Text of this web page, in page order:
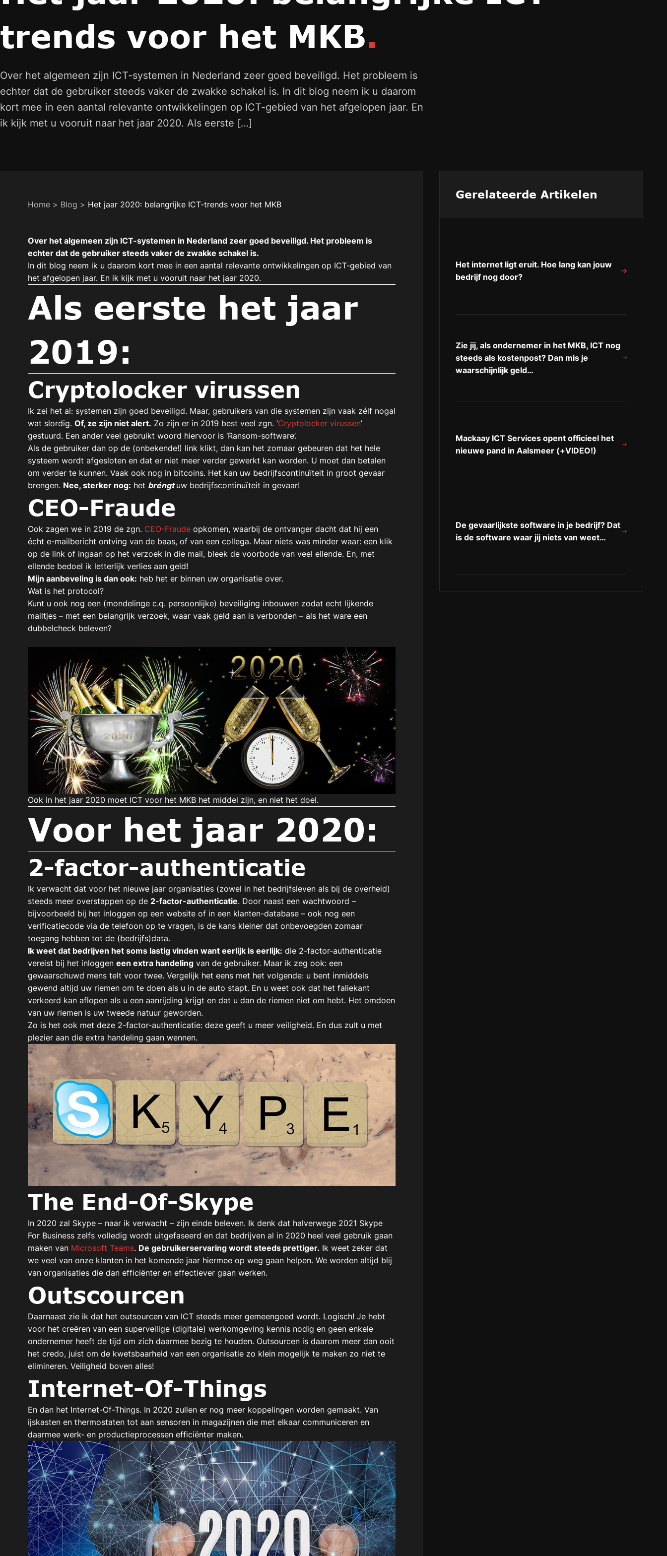
trends voor het MKB.
Over het algemeen zijn ICT-systemen in Nederland zeer goed beveiligd. Het probleem is
echter dat de gebruiker steeds vaker de zwakke schakel is. In dit blog neem ik u daarom
kort mee in een aantal relevante ontwikkelingen op ICT-gebied van het afgelopen jaar. En
ik kijk met u vooruit naar het jaar 2020. Als eerste […]
Home > Blog > Het jaar 2020: belangrijke ICT-trends voor het MKB
Over het algemeen zijn ICT-systemen in Nederland zeer goed beveiligd. Het probleem is
echter dat de gebruiker steeds vaker de zwakke schakel is.
In dit blog neem ik u daarom kort mee in een aantal relevante ontwikkelingen op ICT-gebied van
het afgelopen jaar. En ik kijk met u vooruit naar het jaar 2020.
Als eerste het jaar
2019:
Cryptolocker virussen
Ik zei het al: systemen zijn goed beveiligd. Maar, gebruikers van die systemen zijn vaak zélf nogal
wat slordig. Of, ze zijn niet alert. Zo zijn er in 2019 best veel zgn. ‘Cryptolocker virussen’
gestuurd. Een ander veel gebruikt woord hiervoor is ‘Ransom-software’.
Als de gebruiker dan op de (onbekende!) link klikt, dan kan het zomaar gebeuren dat het hele
systeem wordt afgesloten en dat er niet meer verder gewerkt kan worden. U moet dan betalen
om verder te kunnen. Vaak ook nog in bitcoins. Het kan uw bedrijfscontinuïteit in groot gevaar
brengen. Nee, sterker nog: het bréngt uw bedrijfscontinuïteit in gevaar!
CEO-Fraude
Ook zagen we in 2019 de zgn. CEO-Fraude opkomen, waarbij de ontvanger dacht dat hij een
écht e-mailbericht ontving van de baas, of van een collega. Maar niets was minder waar: een klik
op de link of ingaan op het verzoek in die mail, bleek de voorbode van veel ellende. En, met
ellende bedoel ik letterlijk verlies aan geld!
Mijn aanbeveling is dan ook: heb het er binnen uw organisatie over.
Wat is het protocol?
Kunt u ook nog een (mondelinge c.q. persoonlijke) beveiliging inbouwen zodat echt lijkende
mailtjes – met een belangrijk verzoek, waar vaak geld aan is verbonden – als het ware een
dubbelcheck beleven?
Ook in het jaar 2020 moet ICT voor het MKB het middel zijn, en niet het doel.
Voor het jaar 2020:
2-factor-authenticatie
Ik verwacht dat voor het nieuwe jaar organisaties (zowel in het bedrijfsleven als bij de overheid)
steeds meer overstappen op de 2-factor-authenticatie. Door naast een wachtwoord –
bijvoorbeeld bij het inloggen op een website of in een klanten-database – ook nog een
verificatiecode via de telefoon op te vragen, is de kans kleiner dat onbevoegden zomaar
toegang hebben tot de (bedrijfs)data.
Ik weet dat bedrijven het soms lastig vinden want eerlijk is eerlijk: die 2-factor-authenticatie
vereist bij het inloggen een extra handeling van de gebruiker. Maar ik zeg ook: een
gewaarschuwd mens telt voor twee. Vergelijk het eens met het volgende: u bent inmiddels
gewend altijd uw riemen om te doen als u in de auto stapt. En u weet ook dat het faliekant
verkeerd kan aflopen als u een aanrijding krijgt en dat u dan de riemen niet om hebt. Het omdoen
van uw riemen is uw tweede natuur geworden.
Zo is het ook met deze 2-factor-authenticatie: deze geeft u meer veiligheid. En dus zult u met
plezier aan die extra handeling gaan wennen.
The End-Of-Skype
In 2020 zal Skype – naar ik verwacht – zijn einde beleven. Ik denk dat halverwege 2021 Skype
For Business zelfs volledig wordt uitgefaseerd en dat bedrijven al in 2020 heel veel gebruik gaan
maken van Microsoft Teams. De gebruikerservaring wordt steeds prettiger. Ik weet zeker dat
we veel van onze klanten in het komende jaar hiermee op weg gaan helpen. We worden altijd blij
van organisaties die dan efficiënter en effectiever gaan werken.
Outscourcen
Daarnaast zie ik dat het outsourcen van ICT steeds meer gemeengoed wordt. Logisch! Je hebt
voor het creëren van een superveilige (digitale) werkomgeving kennis nodig en geen enkele
ondernemer heeft de tijd om zich daarmee bezig te houden. Outsourcen is daarom meer dan ooit
het credo, juist om de kwetsbaarheid van een organisatie zo klein mogelijk te maken zo niet te
elimineren. Veiligheid boven alles!
Internet-Of-Things
En dan het Internet-Of-Things. In 2020 zullen er nog meer koppelingen worden gemaakt. Van
ijskasten en thermostaten tot aan sensoren in magazijnen die met elkaar communiceren en
daarmee werk- en productieprocessen efficiënter maken.
Gerelateerde Artikelen
Het internet ligt eruit. Hoe lang kan jouw
bedrijf nog door?
Zie jij, als ondernemer in het MKB, ICT nog
steeds als kostenpost? Dan mis je
waarschijnlijk geld…
Mackaay ICT Services opent officieel het
nieuwe pand in Aalsmeer (+VIDEO!)
De gevaarlijkste software in je bedrijf? Dat
is de software waar jij niets van weet…